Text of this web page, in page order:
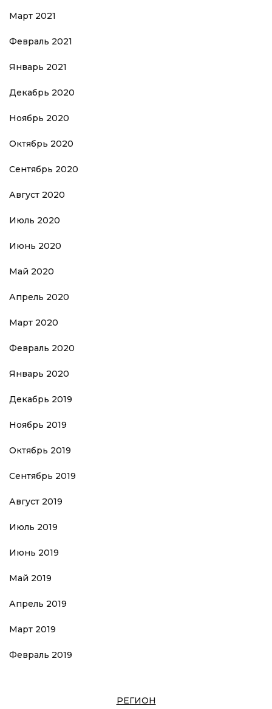
Март 2021
Февраль 2021
Январь 2021
Декабрь 2020
Ноябрь 2020
Октябрь 2020
Сентябрь 2020
Август 2020
Июль 2020
Июнь 2020
Май 2020
Апрель 2020
Март 2020
Февраль 2020
Январь 2020
Декабрь 2019
Ноябрь 2019
Октябрь 2019
Сентябрь 2019
Август 2019
Июль 2019
Июнь 2019
Май 2019
Апрель 2019
Март 2019
Февраль 2019
РЕГИОН